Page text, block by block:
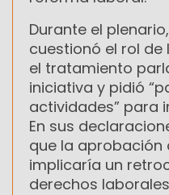
Durante el
cuestionó el rol
el tratamiento
iniciativa y pidió
actividades” para
En sus
que la aprobación
implicaría un
derechos